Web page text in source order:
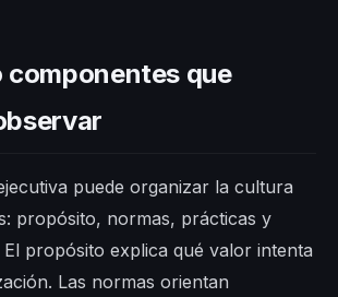
componentes que
puede organizar la cultura
propósito, normas, prácticas y
propósito explica qué valor intenta
Las normas orientan